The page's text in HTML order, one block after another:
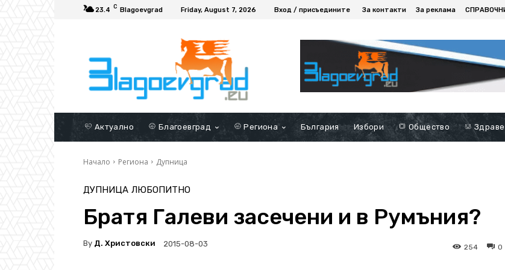
23.4 C Blagoevgrad Friday, August 7, 2026 Вход / присъедините За контакти За реклама
Актуално Благоевград Региона България Избори Общество Здраве
Начало Региона Дупница
ДУПНИЦА ЛЮБОПИТНО
Братя Галеви засечени и в Румъния?
By Д. Христовски 2015-08-03 0
254